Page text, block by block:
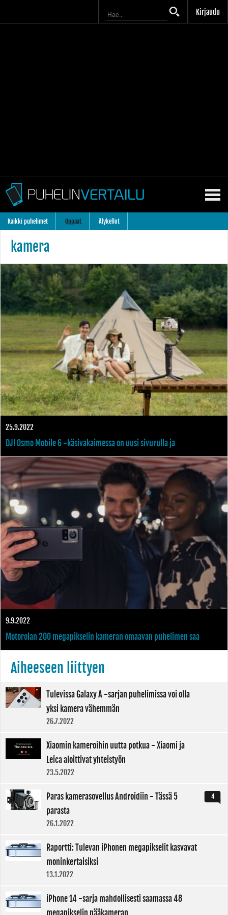
Kirjaudu
Kaikki puhelimet Oppaat Älykellot
kamera
25.9.2022
DJI Osmo Mobile 6 -käsivakaimessa on uusi sivurulla ja
pikakäynnistys
9.9.2022
Motorolan 200 megapikselin kameran omaavan puhelimen saa
Suomessa 899 euron hinnalla
Aiheeseen liittyen
Tulevissa Galaxy A -sarjan puhelimissa voi olla
yksi kamera vähemmän
26.7.2022
Xiaomin kameroihin uutta potkua - Xiaomi ja
Leica aloittivat yhteistyön
23.5.2022
4
Paras kamerasovellus Androidiin - Tässä 5
parasta
26.1.2022
Raportti: Tulevan iPhonen megapikselit kasvavat
moninkertaisiksi
13.1.2022
iPhone 14 -sarja mahdollisesti saamassa 48
megapikselin pääkameran